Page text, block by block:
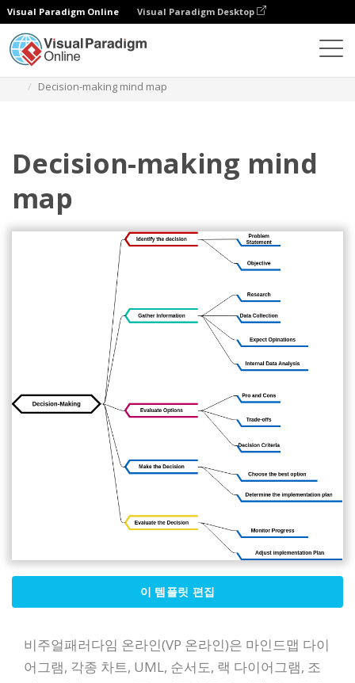
Visual Paradigm Online Visual Paradigm Desktop
Decision-making mind map
Decision-making mind
map
이 템플릿 편집
비주얼패러다임 온라인(VP 온라인)은 마인드맵 다이
어그램, 각종 차트, UML, 순서도, 랙 다이어그램, 조